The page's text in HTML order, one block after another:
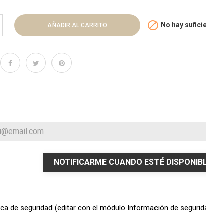
AÑADIR AL CARRITO  No hay
NOTIFICARME CUANDO ESTÉ
de seguridad (editar con el módulo Información de